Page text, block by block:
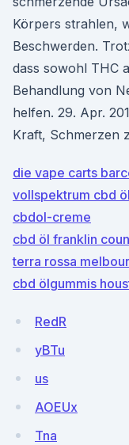
Körpers strahlen,
Beschwerden.
dass sowohl THC
Behandlung von
helfen. 29. Apr.
Kraft, Schmerzen
die vape carts
vollspektrum cbd
cbdol-creme
cbd öl franklin
terra rossa
cbd ölgummis
RedR
yBTu
us
AOEUx
Tna